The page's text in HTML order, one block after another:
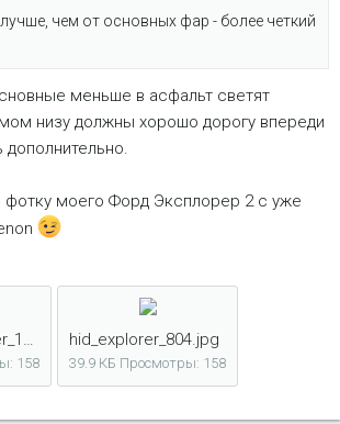
чем от основных фар - более четкий
меньше в асфальт светят
низу должны хорошо дорогу впереди
моего Форд Эксплорер 2 с уже
158
hid_explorer_804.jpg
39.9 КБ Просмотры: 158